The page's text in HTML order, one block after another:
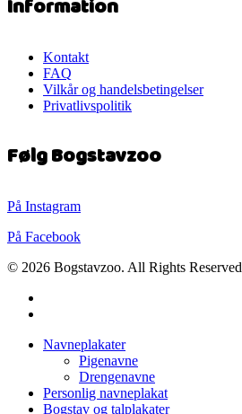
Information
Kontakt
FAQ
Vilkår og handelsbetingelser
Privatlivspolitik
Følg Bogstavzoo
På Instagram
På Facebook
© 2026 Bogstavzoo. All Rights Reserved
Close
Navneplakater
Pigenavne
Drengenavne
Personlig navneplakat
Bogstav og talplakater